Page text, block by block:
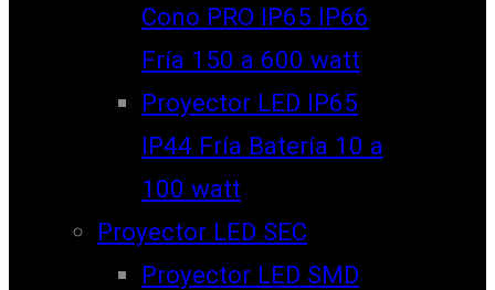
Cono PRO IP65 IP66
Fría 150 a 600 watt
Proyector LED IP65
IP44 Fría Batería 10 a
100 watt
Proyector LED SEC
Proyector LED SMD